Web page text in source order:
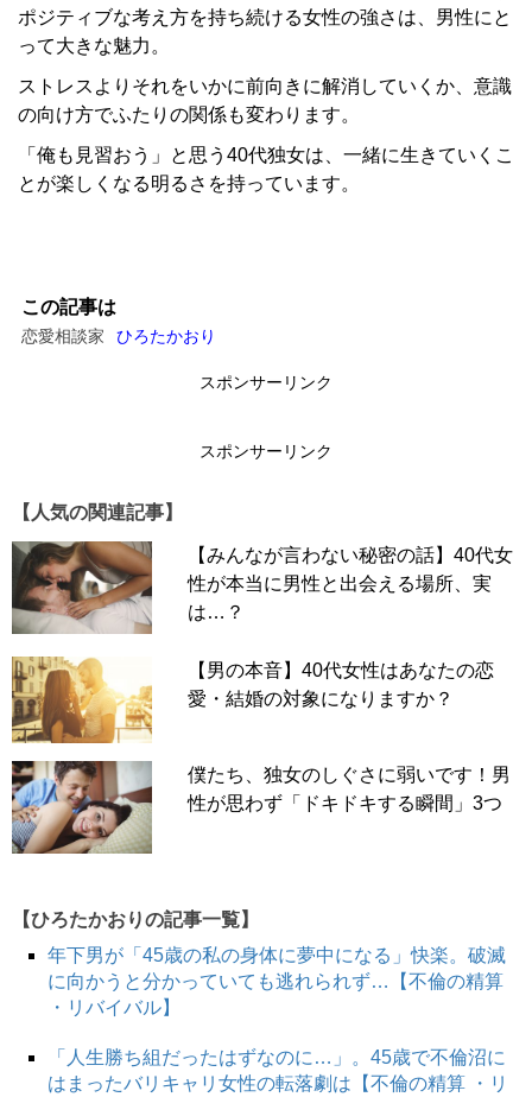
ポジティブな考え方を持ち続ける女性の強さは、男性にと
って大きな魅力。
ストレスよりそれをいかに前向きに解消していくか、意識
の向け方でふたりの関係も変わります。
「俺も見習おう」と思う40代独女は、一緒に生きていくこ
とが楽しくなる明るさを持っています。
この記事は
恋愛相談家 ひろたかおり
スポンサーリンク
スポンサーリンク
【人気の関連記事】
【みんなが言わない秘密の話】40代女
性が本当に男性と出会える場所、実
は…？
【男の本音】40代女性はあなたの恋
愛・結婚の対象になりますか？
僕たち、独女のしぐさに弱いです！男
性が思わず「ドキドキする瞬間」3つ
【ひろたかおりの記事一覧】
年下男が「45歳の私の身体に夢中になる」快楽。破滅
に向かうと分かっていても逃れられず…【不倫の精算
・リバイバル】
「人生勝ち組だったはずなのに…」。45歳で不倫沼に
はまったバリキャリ女性の転落劇は【不倫の精算 ・リ